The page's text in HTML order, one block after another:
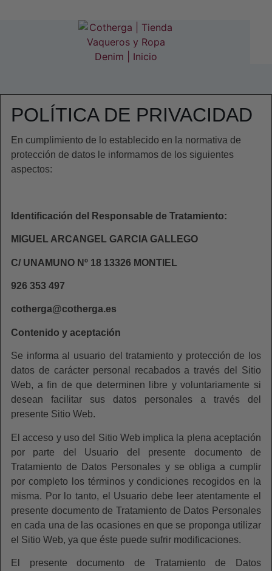
POLÍTICA DE PRIVACIDAD
En cumplimiento de lo establecido en la normativa de
protección de datos le informamos de los siguientes
aspectos:
Identificación del Responsable de Tratamiento:
MIGUEL ARCANGEL GARCIA GALLEGO
C/ UNAMUNO Nº 18 13326 MONTIEL
926 353 497
cotherga@cotherga.es
Contenido y aceptación
Se informa al usuario del tratamiento y protección de los
datos de carácter personal recabados a través del Sitio
Web, a fin de que determinen libre y voluntariamente si
desean facilitar sus datos personales a través del
presente Sitio Web.
El acceso y uso del Sitio Web implica la plena aceptación
por parte del Usuario del presente documento de
Tratamiento de Datos Personales y se obliga a cumplir
por completo los términos y condiciones recogidos en la
misma. Por lo tanto, el Usuario debe leer atentamente el
presente documento de Tratamiento de Datos Personales
en cada una de las ocasiones en que se proponga utilizar
el Sitio Web, ya que éste puede sufrir modificaciones.
El presente documento de Tratamiento de Datos